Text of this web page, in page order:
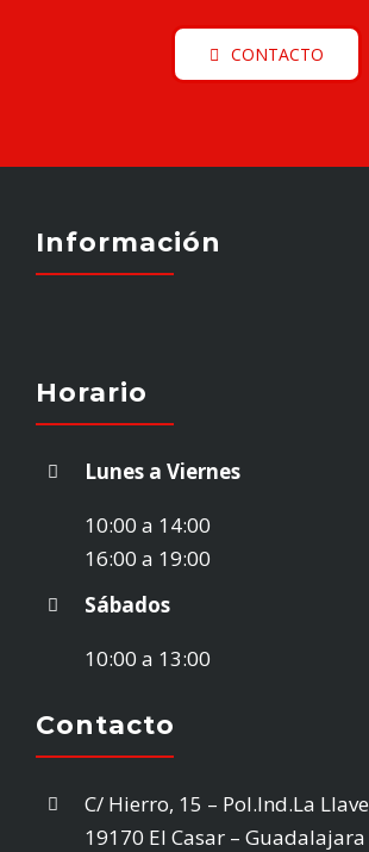
CONTACTO
Información
STOCK VEHÍCULOS
¿VENDES TU COCHE?
CONTACTO
Horario
Lunes a Viernes
10:00 a 14:00
16:00 a 19:00
Sábados
10:00 a 13:00
Contacto
C/ Hierro, 15 – Pol.Ind.La Llave
19170 El Casar – Guadalajara